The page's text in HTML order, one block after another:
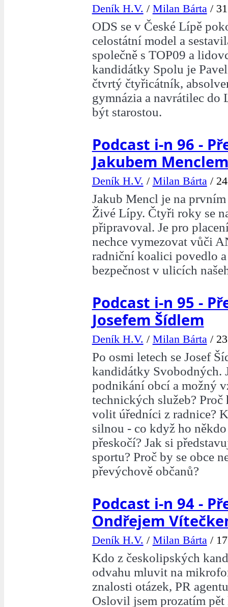
Deník H.V. / Milan Bárta/
ODS se v České Lípě
celostátní model a
společně s TOP09 a
kandidátky Spolu je
čtvrtý čtyřicátník,
gymnázia a navrátilec do
být starostou.
Podcast i-n 96 -
Jakubem Menclem
Deník H.V. / Milan Bárta/
Jakub Mencl je na
Živé Lípy. Čtyři roky se
připravoval. Je pro
nechce vymezovat vůči
radniční koalici povedlo
bezpečnost v ulicích
Podcast i-n 95 -
Josefem Šídlem
Deník H.V. / Milan Bárta/
Po osmi letech se Josef
kandidátky Svobodných.
podnikání obcí a možný
technických služeb? Proč
volit úředníci z radnice?
silnou - co když ho
přeskočí? Jak si
sportu? Proč by se obce
převýchově občanů?
Podcast i-n 94 -
Ondřejem
Deník H.V. / Milan Bárta/
Kdo z českolipských
odvahu mluvit na
znalosti otázek, PR
Oslovil jsem prozatím